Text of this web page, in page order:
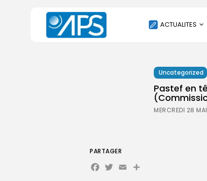
ACTUALITES
SOCIÉTÉ
ÉCONOMIE
CULTURE
Uncategorized
Pastef en
MERCREDI 28
PARTAGER
Facebook
Twitter
EmailPartager